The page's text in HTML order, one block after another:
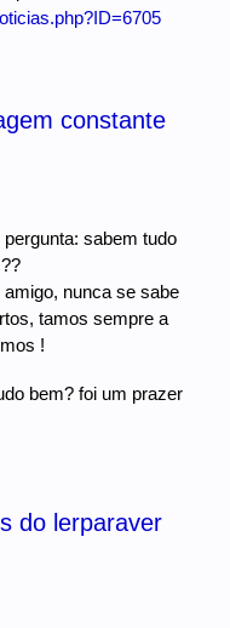
constante
sabem tudo
nunca se sabe
tamos sempre a
!
bem? foi um prazer
do lerparaver